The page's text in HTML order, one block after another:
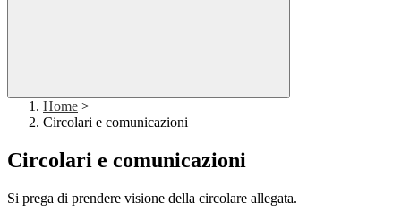
Home >
Circolari e comunicazioni
Circolari e comunicazioni
Si prega di prendere visione della circolare allegata.